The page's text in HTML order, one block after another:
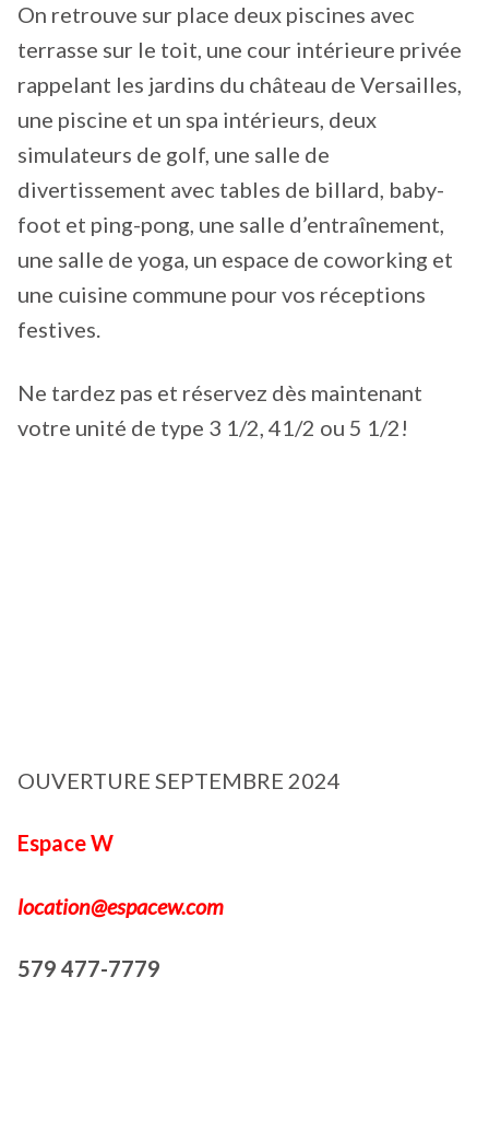
On retrouve sur place deux piscines avec
terrasse sur le toit, une cour intérieure privée
rappelant les jardins du château de Versailles,
une piscine et un spa intérieurs, deux
simulateurs de golf, une salle de
divertissement avec tables de billard, baby-
foot et ping-pong, une salle d’entraînement,
une salle de yoga, un espace de coworking et
une cuisine commune pour vos réceptions
festives.
Ne tardez pas et réservez dès maintenant
votre unité de type 3 1/2, 41/2 ou 5 1/2!
OUVERTURE SEPTEMBRE 2024
Espace W
location@espacew.com
579 477-7779